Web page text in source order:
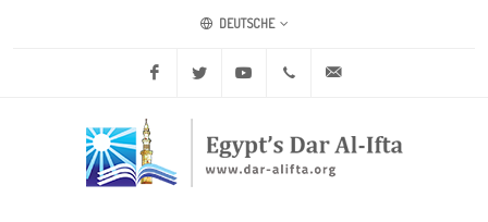
DEUTSCHE
Facebook Twitter Youtube +20 2 25970400